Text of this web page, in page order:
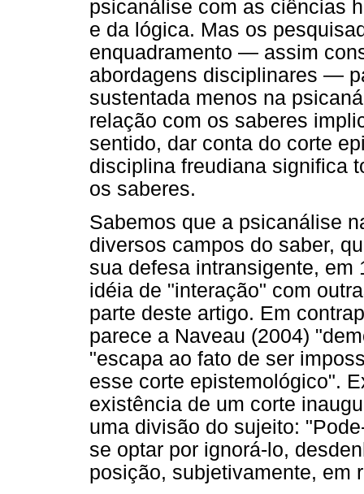
psicanálise com as ciências
e da lógica. Mas os
enquadramento — assim
abordagens disciplinares —
sustentada menos na
relação com os saberes
sentido, dar conta do corte
disciplina freudiana significa
os saberes.
Sabemos que a psicanálise
diversos campos do saber,
sua defesa intransigente,
idéia de "interação" com
parte deste artigo. Em
parece a Naveau (2004)
"escapa ao fato de ser
esse corte epistemológico".
existência de um corte
uma divisão do sujeito:
se optar por ignorá-lo,
posição, subjetivamente, em